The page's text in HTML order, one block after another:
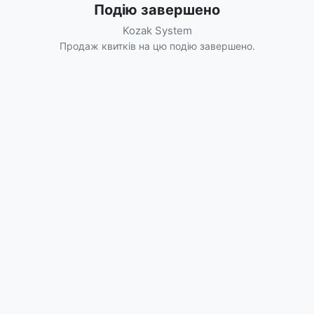
Подію завершено
Kozak System
Продаж квитків на цю подію завершено.